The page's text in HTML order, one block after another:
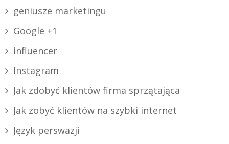
geniusze marketingu
Google +1
influencer
Instagram
Jak zdobyć klientów firma sprzątająca
Jak zobyć klientów na szybki internet
Język perswazji